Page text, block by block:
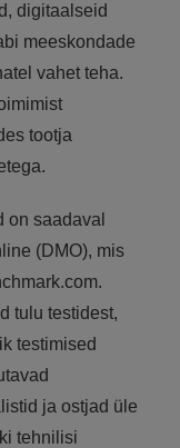
digitaalseid
meeskondade
vahet teha.
tootja
on saadaval
(DMO), mis
tulu testidest,
testimised
ja ostjad üle
tehnilisi